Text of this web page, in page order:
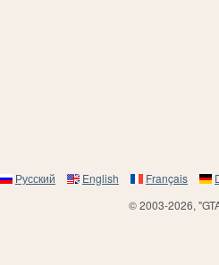
Русский English Français
© 2003-2026,